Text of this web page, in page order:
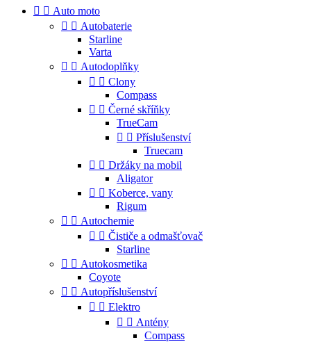
  Auto moto
  Autobaterie
Starline
Varta
  Autodoplňky
  Clony
Compass
  Černé skříňky
TrueCam
  Příslušenství
Truecam
  Držáky na mobil
Aligator
  Koberce, vany
Rigum
  Autochemie
  Čističe a odmašťovač
Starline
  Autokosmetika
Coyote
  Autopříslušenství
  Elektro
  Antény
Compass